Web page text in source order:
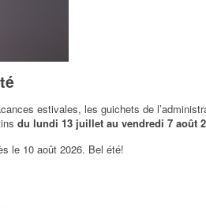
estivales, les guichets de
du lundi 13 juillet au vendredi 7 août
le 10 août 2026. Bel été!